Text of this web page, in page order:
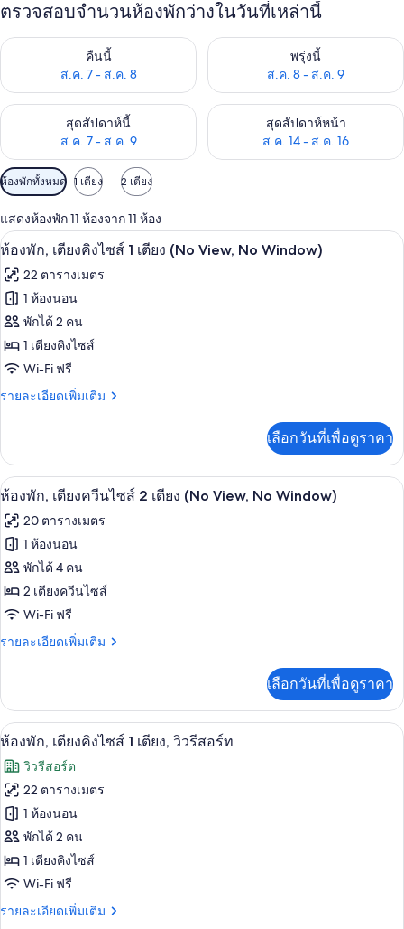
ตรวจสอบจำนวนห้องพักว่างในวันที่เหล่านี้
คืนนี้
ส.ค. 7 - ส.ค. 8
ตรวจสอบจำนวนห้องพักว่างในคืนนี้ ส.ค. 7 - ส.ค. 8พรุ่งนี้
ส.ค. 8 - ส.ค. 9
ตรวจสอบจำนวนห้องพักว่างใน
สุดสัปดาห์นี้
ส.ค. 7 - ส.ค. 9
ตรวจสอบจำนวนห้องพักว่างในสุดสัปดาห์นี้ ส.ค. 7 - ส.ค. 9
สุดสัปดาห์หน้า
ส.ค. 14 - ส.ค. 16
ตรวจสอบจำนวนห้องพักว่างใน
ตัว
กรอง
ที่
มี
ให้
สำหรับ
ห้อง
พัก
ห้องพักทั้งหมด 1 เตียง 2 เตียง
แสดงห้องพัก 11 ห้องจาก 11 ห้อง
เปิด
ภาพถ่าย
ทั้งหมด
ของ
ห้อง
พัก,
เตียง
ไซส์
เตียง
(No
View,
No
Window)
ห้องพัก, เตียงคิงไซส์ 1 เตียง (No
5
ห้องพัก, เตียงคิงไซส์ 1 เตียง (No View, No Window)
22 ตารางเมตร
1 ห้องนอน
พักได้ 2 คน
1 เตียงคิงไซส์
Wi-Fi ฟรี
รายละเอียดเพิ่มเติม
ราย
เกี่ยว
กับ
ห้อง
เตียง
คิง
ไซส์
เตียง
(No
View,
No
เลือกวันที่เพื่อดูราคา
เปิด
ภาพถ่าย
ทั้งหมด
ของ
ห้อง
พัก,
เตียง
ไซส์
2
เตียง
(No
View,
No
Window)
ห้องพัก, เตียงควีนไซส์ 2 เตียง (No
4
ห้องพัก, เตียงควีนไซส์ 2 เตียง (No View, No Window)
20 ตารางเมตร
1 ห้องนอน
พักได้ 4 คน
2 เตียงควีนไซส์
Wi-Fi ฟรี
รายละเอียดเพิ่มเติม
ราย
เกี่ยว
กับ
ห้อง
เตียง
ควีน
ไซส์
2
เตียง
(No
View,
No
Window)
เลือกวันที่เพื่อดูราคา
เปิด
ภาพถ่าย
ทั้งหมด
ของ
ห้อง
พัก,
เตียง
คิง
ห้องพัก, เตียงคิงไซส์ 1 เตียง, วิวรีสอ
7
ห้องพัก, เตียงคิงไซส์ 1 เตียง, วิวรีสอร์ท
วิวรีสอร์ต
22 ตารางเมตร
1 ห้องนอน
พักได้ 2 คน
1 เตียงคิงไซส์
Wi-Fi ฟรี
รายละเอียดเพิ่มเติม
ราย